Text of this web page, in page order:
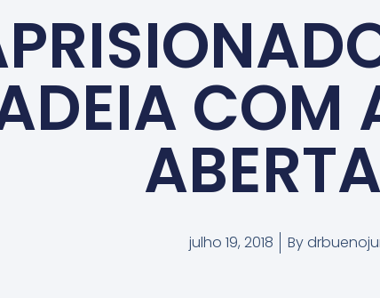
COM
julho 19, 2018 By